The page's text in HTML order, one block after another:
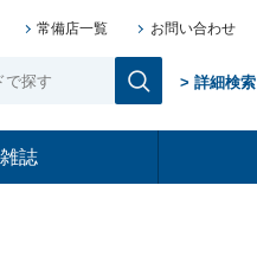
常備店一覧 お問い合わせ
> 詳細検索
雑誌